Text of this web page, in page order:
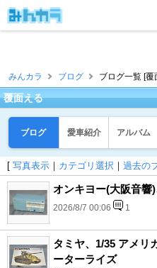
みんカラ ブログ ブログ一覧 [覆
覆面える
ブログ 愛車紹介 アルバム
[ 写真表示 ｜ カテゴリ選択 ｜ 過去の
オンキヨー(大阪音響
2026/8/7 00:06 1
タミヤ、1/35 アメリ
ーターライズ